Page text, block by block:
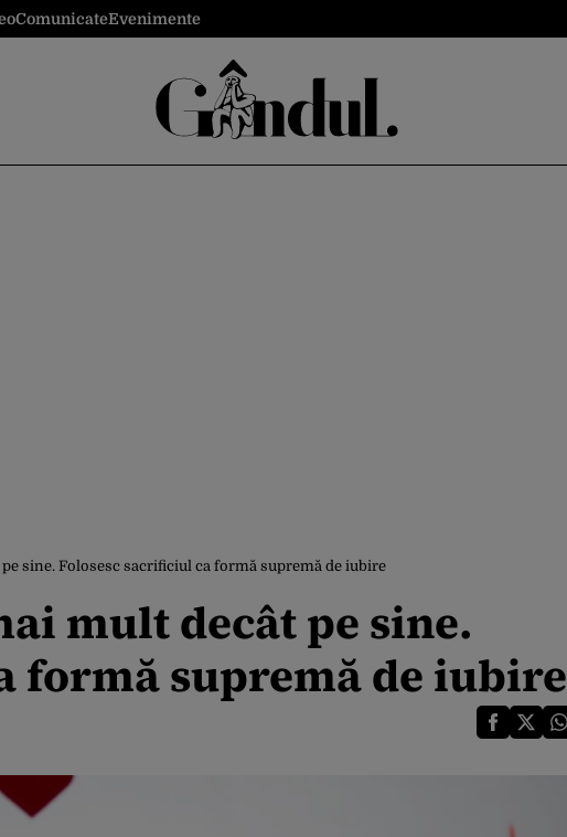
ComunicateEvenimente
sine. Folosesc sacrificiul ca formă supremă de iubire
mult decât pe sine.
formă supremă de iubire